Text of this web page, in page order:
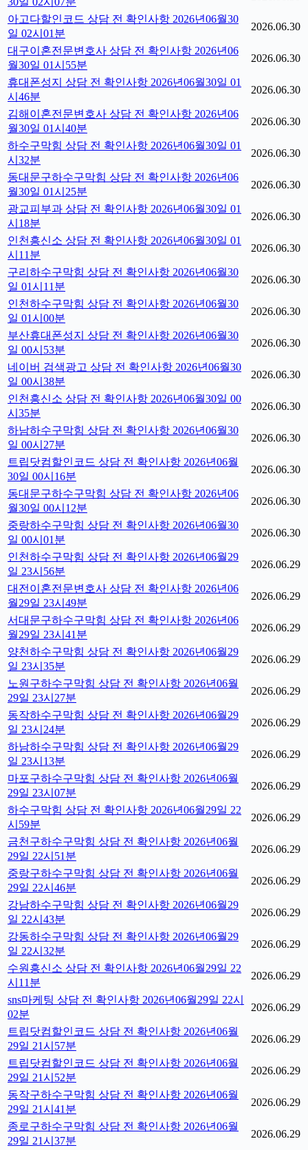
아고다할인코드 상담 전 확인사항 2026년06월30
일 02시01분
2026.06.30
대구이혼전문변호사 상담 전 확인사항 2026년06
월30일 01시55분
2026.06.30
휴대폰성지 상담 전 확인사항 2026년06월30일 01
시46분
2026.06.30
김해이혼전문변호사 상담 전 확인사항 2026년06
월30일 01시40분
2026.06.30
하수구막힘 상담 전 확인사항 2026년06월30일 01
시32분
2026.06.30
동대문구하수구막힘 상담 전 확인사항 2026년06
월30일 01시25분
2026.06.30
광교피부과 상담 전 확인사항 2026년06월30일 01
시18분
2026.06.30
인천흥신소 상담 전 확인사항 2026년06월30일 01
시11분
2026.06.30
구리하수구막힘 상담 전 확인사항 2026년06월30
일 01시11분
2026.06.30
인천하수구막힘 상담 전 확인사항 2026년06월30
일 01시00분
2026.06.30
부산휴대폰성지 상담 전 확인사항 2026년06월30
일 00시53분
2026.06.30
네이버 검색광고 상담 전 확인사항 2026년06월30
일 00시38분
2026.06.30
인천흥신소 상담 전 확인사항 2026년06월30일 00
시35분
2026.06.30
하남하수구막힘 상담 전 확인사항 2026년06월30
일 00시27분
2026.06.30
트립닷컴할인코드 상담 전 확인사항 2026년06월
30일 00시16분
2026.06.30
동대문구하수구막힘 상담 전 확인사항 2026년06
월30일 00시12분
2026.06.30
중랑하수구막힘 상담 전 확인사항 2026년06월30
일 00시01분
2026.06.30
인천하수구막힘 상담 전 확인사항 2026년06월29
일 23시56분
2026.06.29
대전이혼전문변호사 상담 전 확인사항 2026년06
월29일 23시49분
2026.06.29
서대문구하수구막힘 상담 전 확인사항 2026년06
월29일 23시41분
2026.06.29
양천하수구막힘 상담 전 확인사항 2026년06월29
일 23시35분
2026.06.29
노원구하수구막힘 상담 전 확인사항 2026년06월
29일 23시27분
2026.06.29
동작하수구막힘 상담 전 확인사항 2026년06월29
일 23시24분
2026.06.29
하남하수구막힘 상담 전 확인사항 2026년06월29
일 23시13분
2026.06.29
마포구하수구막힘 상담 전 확인사항 2026년06월
29일 23시07분
2026.06.29
하수구막힘 상담 전 확인사항 2026년06월29일 22
시59분
2026.06.29
금천구하수구막힘 상담 전 확인사항 2026년06월
29일 22시51분
2026.06.29
중랑구하수구막힘 상담 전 확인사항 2026년06월
29일 22시46분
2026.06.29
강남하수구막힘 상담 전 확인사항 2026년06월29
일 22시43분
2026.06.29
강동하수구막힘 상담 전 확인사항 2026년06월29
일 22시32분
2026.06.29
수원흥신소 상담 전 확인사항 2026년06월29일 22
시11분
2026.06.29
sns마케팅 상담 전 확인사항 2026년06월29일 22시
02분
2026.06.29
트립닷컴할인코드 상담 전 확인사항 2026년06월
29일 21시57분
2026.06.29
트립닷컴할인코드 상담 전 확인사항 2026년06월
29일 21시52분
2026.06.29
동작구하수구막힘 상담 전 확인사항 2026년06월
29일 21시41분
2026.06.29
종로구하수구막힘 상담 전 확인사항 2026년06월
29일 21시37분
2026.06.29